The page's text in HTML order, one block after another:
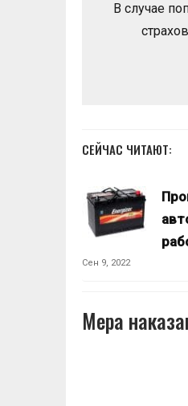
В случае
СЕЙЧАС ЧИТАЮТ:
Сен 9, 2022
Мера